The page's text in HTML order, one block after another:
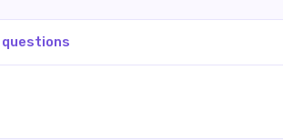
questions